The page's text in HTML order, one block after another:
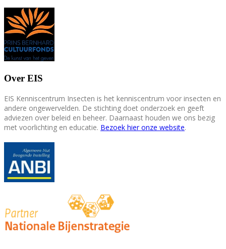
Over EIS
EIS Kenniscentrum Insecten is het kenniscentrum voor insecten en
andere ongewervelden. De stichting doet onderzoek en geeft
adviezen over beleid en beheer. Daarnaast houden we ons bezig
met voorlichting en educatie. Bezoek hier onze website.